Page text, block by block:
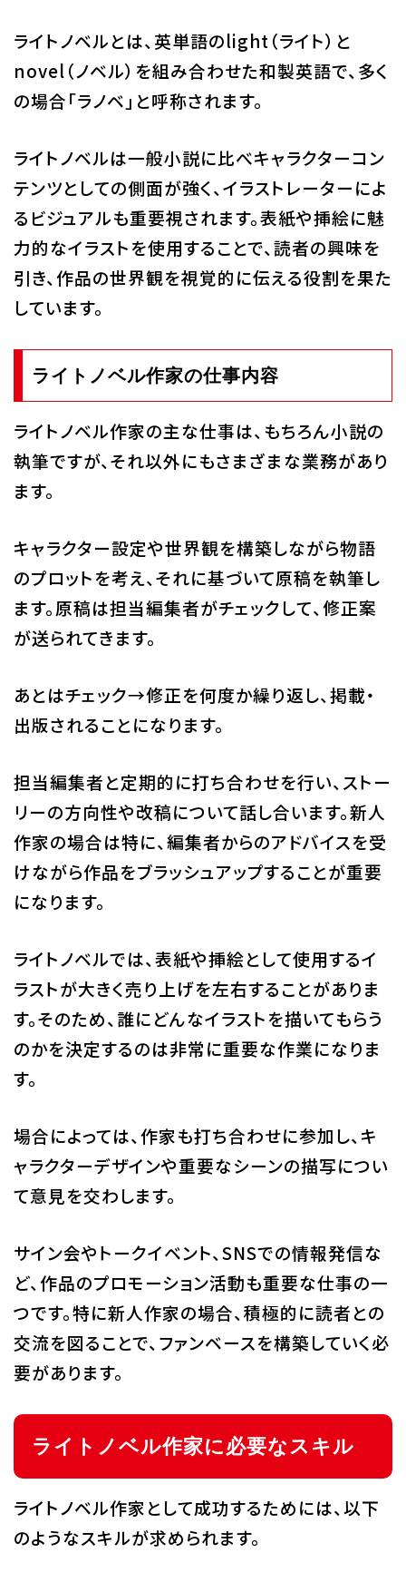
ライトノベルとは、英単語のlight（ライト）と
novel（ノベル）を組み合わせた和製英語で、多く
の場合「ラノベ」と呼称されます。
ライトノベルは一般小説に比べキャラクターコン
テンツとしての側面が強く、イラストレーターによ
るビジュアルも重要視されます。表紙や挿絵に魅
力的なイラストを使用することで、読者の興味を
引き、作品の世界観を視覚的に伝える役割を果た
しています。
ライトノベル作家の仕事内容
ライトノベル作家の主な仕事は、もちろん小説の
執筆ですが、それ以外にもさまざまな業務があり
ます。
キャラクター設定や世界観を構築しながら物語
のプロットを考え、それに基づいて原稿を執筆し
ます。原稿は担当編集者がチェックして、修正案
が送られてきます。
あとはチェック→修正を何度か繰り返し、掲載・
出版されることになります。
担当編集者と定期的に打ち合わせを行い、ストー
リーの方向性や改稿について話し合います。新人
作家の場合は特に、編集者からのアドバイスを受
けながら作品をブラッシュアップすることが重要
になります。
ライトノベルでは、表紙や挿絵として使用するイ
ラストが大きく売り上げを左右することがありま
す。そのため、誰にどんなイラストを描いてもらう
のかを決定するのは非常に重要な作業になりま
す。
場合によっては、作家も打ち合わせに参加し、キ
ャラクターデザインや重要なシーンの描写につい
て意見を交わします。
サイン会やトークイベント、SNSでの情報発信な
ど、作品のプロモーション活動も重要な仕事の一
つです。特に新人作家の場合、積極的に読者との
交流を図ることで、ファンベースを構築していく必
要があります。
ライトノベル作家に必要なスキル
ライトノベル作家として成功するためには、以下
のようなスキルが求められます。